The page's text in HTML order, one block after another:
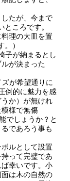
たが、今まで
ころです。
料理の大皿を置
）
子が納まるとし
が決まった
が希望通りに
倒的に魅力を感
か）が無けれ
様で無傷
でしょうか？と
であろう事も
ルとして設置
って完璧であ
幸いです。小
は木の自然の